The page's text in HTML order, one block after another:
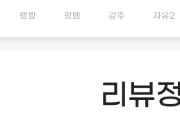
랭킹 핫템 강추 자유2
리뷰